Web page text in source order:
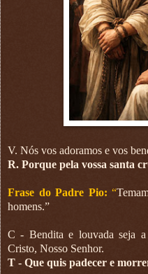
V. Nós vos adoramos e vos
R. Porque pela vossa santa
Frase do Padre Pio: “
homens.”
C - Bendita e louvada seja a
Cristo, Nosso Senhor.
T - Que quis padecer e